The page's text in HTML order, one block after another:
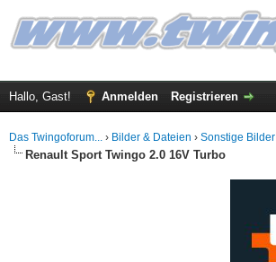
Hallo, Gast! Anmelden Registrieren
Das Twingoforum... › Bilder & Dateien › Sonstige Bilder
Renault Sport Twingo 2.0 16V Turbo